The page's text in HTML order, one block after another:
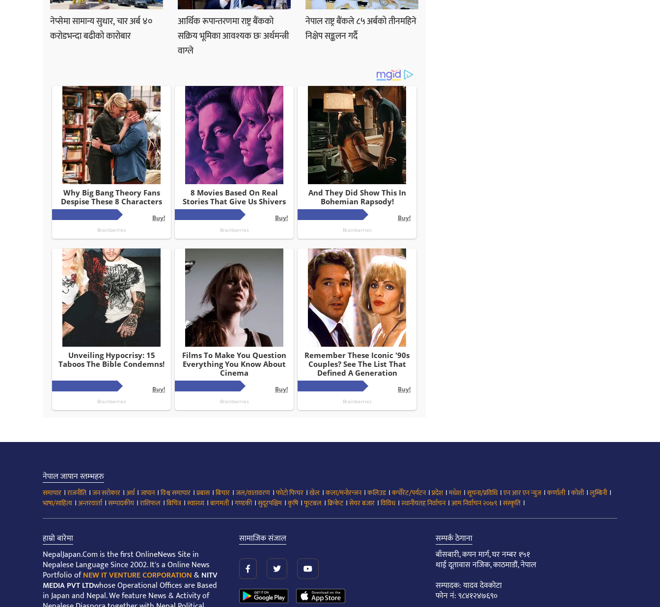
नेप्सेमा सामान्य सुधार, चार अर्ब ४०
करोडभन्दा बढीको कारोबार
आर्थिक रूपान्तरणमा राष्ट्र बैंकको
सक्रिय भूमिका आवश्यक छः अर्थमन्त्री
वाग्ले
नेपाल राष्ट्र बैंकले ८५ अर्बको तीनमहिने
निक्षेप सङ्कलन गर्दै
नेपाल जापान स्तम्भहरु
समाचार ।राजनीति ।जन सरोकार ।अर्थ।जापान।विश्व समाचार ।प्रबास।बिचार ।जल/वातावरण ।फोटो फिचर ।खेल ।कला/मनोरन्जन।कलिउड।कर्पोरेट/पर्यटन।प्रदेश।मधेश।सूचना/प्रविधि।एन आर एन न्युज।कर्णाली।कोशी।लुम्बिनी।
भाषा/साहित्य ।अन्तरवार्ता।सम्पादकीय ।राशिफल ।बिचित्र।स्वास्थ्य ।बागमती।गण्डकी।सुदूरपश्चिम ।कृषि।फूटबल ।क्रिकेट।सेयर बजार ।विविध।स्थानीयतह निर्वाचन।आम निर्वाचन २०७९ ।संस्कृति ।
हाम्रो बारेमा
NepalJapan.Com is the first OnlineNews Site in
Nepalese Language Since 2002. It's a Online News
Portfolio ofNEW IT VENTURE CORPORATION&NITV
MEDIA PVT LTDwhose Operational Offices are Based
in Japan and Nepal. We feature News & Activity of
सामाजिक संजाल
सम्पर्क ठेगाना
बाँसबारी, कपन मार्ग, घर नम्बर १५१
थाई दूतावास नजिक, काठमाडौं, नेपाल
सम्पादक: यादव देवकोटा
फोन नं: ९८४१२४७६९०